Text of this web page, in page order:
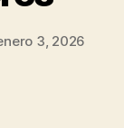
3, 2026